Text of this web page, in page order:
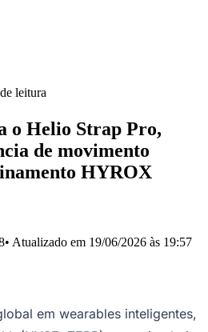
leitura
o Helio Strap Pro,
de movimento
HYROX
• Atualizado em 19/06/2026 às 19:57
em wearables inteligentes,